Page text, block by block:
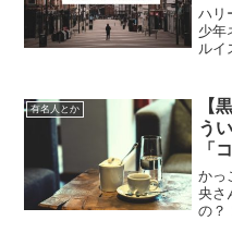
ハリ
少年
ルイ
最
す
有名人とか
【
う
「
かっ
央さ
の？